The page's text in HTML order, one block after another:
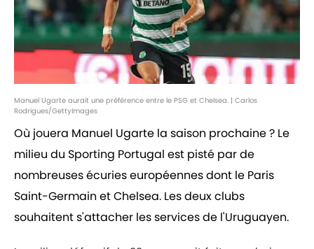
Manuel Ugarte aurait une préférence entre le PSG et Chelsea. | Carlos
Rodrigues/GettyImages
Où jouera Manuel Ugarte la saison prochaine ? Le
milieu du Sporting Portugal est pisté par de
nombreuses écuries européennes dont le Paris
Saint-Germain et Chelsea. Les deux clubs
souhaitent s'attacher les services de l'Uruguayen.